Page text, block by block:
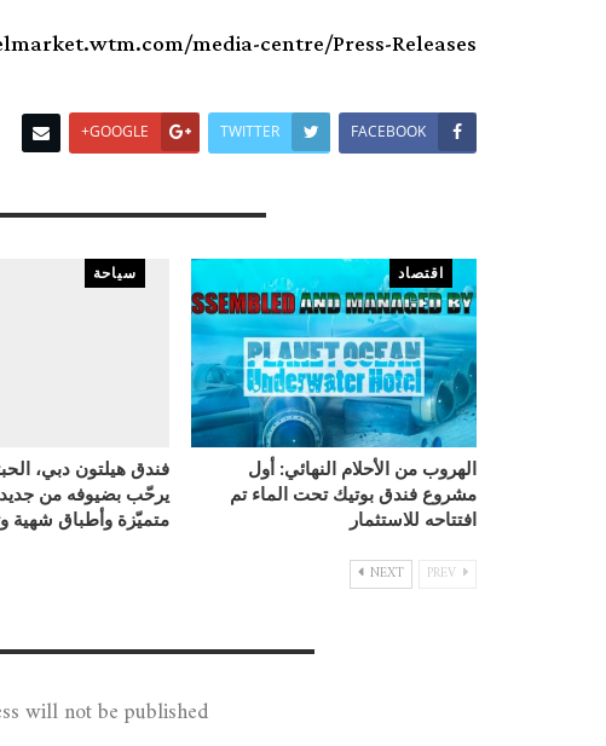
media-centre/Press-Releases/
FACEBOOK
TWITTER
GOOGLE+
اقتصاد
الهروب من الأحلام النهائي: أول
مشروع فندق بوتيك تحت الماء تم
افتتاحه للاستثمار
سياحة
فندق هيلتون دبي،
يرحّب بضيوفه من
متميّزة وأطباق شهية
NEXT
will not be published.